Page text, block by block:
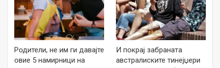
Родители, не им ги давајте
овие 5 намирници на
И покрај забраната
австралиските тинејџери